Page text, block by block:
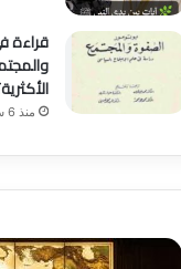
قراءة
منذ 6 ساعات